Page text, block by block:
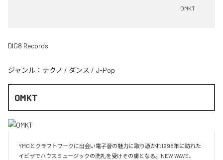
OMKT
DIG8 Records
ジャンル： テクノ / ダンス / J-Pop
OMKT
YMOとクラフトワークに出会い電子音の魅力に取り憑かれ1998年に訪れた
イビザでハウスミュージックの洗礼を受けその虜となる。NEW WAVE、